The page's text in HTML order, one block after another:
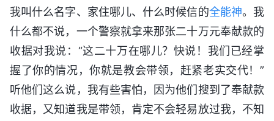
我叫什么名字、家住哪儿、什么时候信的全能神。我
什么都不说，一个警察就拿来那张二十万元奉献款的
收据对我说：“这二十万在哪儿？快说！我们已经掌
握了你的情况，你就是教会带领，赶紧老实交代！”
听他们这么说，我有些害怕，因为他们搜到了奉献款
收据，又知道我是带领，肯定不会轻易放过我，不知